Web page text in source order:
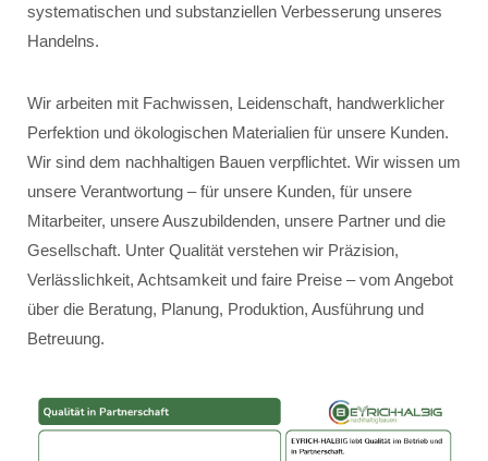
systematischen und substanziellen Verbesserung unseres
Handelns.
Wir arbeiten mit Fachwissen, Leidenschaft, handwerklicher
Perfektion und ökologischen Materialien für unsere Kunden.
Wir sind dem nachhaltigen Bauen verpflichtet. Wir wissen um
unsere Verantwortung – für unsere Kunden, für unsere
Mitarbeiter, unsere Auszubildenden, unsere Partner und die
Gesellschaft. Unter Qualität verstehen wir Präzision,
Verlässlichkeit, Achtsamkeit und faire Preise – vom Angebot
über die Beratung, Planung, Produktion, Ausführung und
Betreuung.